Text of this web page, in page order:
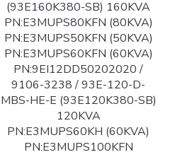
(93E160K380-SB) 160KVA
PN:E3MUPS80KFN (80KVA)
PN:E3MUPS50KFN (50KVA)
PN:E3MUPS60KFN (60KVA)
PN:9EI12DD50202020 /
9106-3238 / 93E-120-D-
MBS-HE-E (93E120K380-SB)
120KVA
PN:E3MUPS60KH (60KVA)
PN:E3MUPS100KFN